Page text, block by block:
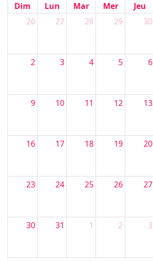
Dim Lun Mar Mer Jeu
26
27 28 29 30
2 3 4 5 6
9 10 11 12 13
16 17 18 19 20
23 24 25 26 27
30 31 1 2 3